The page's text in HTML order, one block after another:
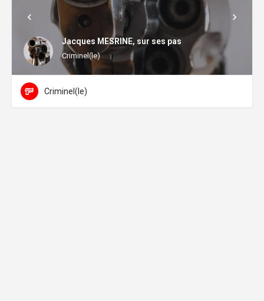
Jacques MESRINE, sur ses pas
Criminel(le)
Criminel(le)